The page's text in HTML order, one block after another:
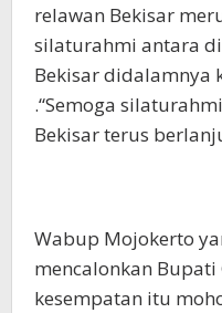
relawan Bekisar
silaturahmi antara
Bekisar didalamnya
.“Semoga
Bekisar terus
Wabup Mojokerto
mencalonkan
kesempatan itu